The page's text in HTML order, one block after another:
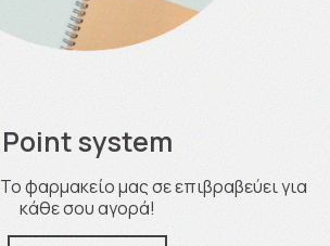
Point system
Το φαρμακείο μας σε επιβραβεύει για
κάθε σου αγορά!